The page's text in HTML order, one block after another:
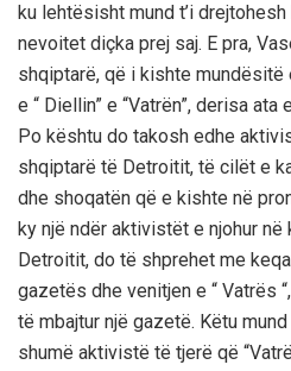
ku lehtësisht mund t’i
nevoitet diçka prej saj. E pra,
shqiptarë, që i kishte mundësitë
e “ Diellin” e “Vatrën”, derisa ata
Po kështu do takosh edhe
shqiptarë të Detroitit, të cilët e
dhe shoqatën që e kishte në
ky një ndër aktivistët e njohur
Detroitit, do të shprehet me
gazetës dhe venitjen e “ Vatrës
të mbajtur një gazetë. Këtu
shumë aktivistë të tjerë që